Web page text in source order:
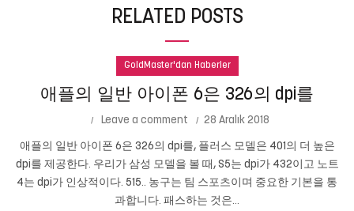
RELATED POSTS
GoldMaster'dan Haberler
애플의 일반 아이폰 6은 326의 dpi를
Leave a comment 28 Aralık 2018
애플의 일반 아이폰 6은 326의 dpi를, 플러스 모델은 401의 더 높은
dpi를 제공한다. 우리가 삼성 모델을 볼 때, S5는 dpi가 432이고 노트
4는 dpi가 인상적이다. 515.. 농구는 팀 스포츠이며 중요한 기본을 통
과합니다. 패스하는 것은...